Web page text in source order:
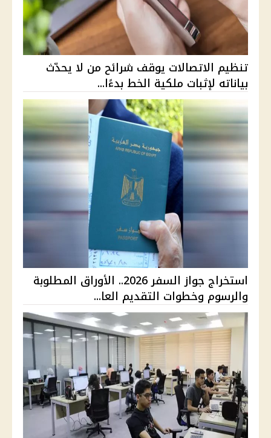
تنظيم الاتصالات يوقف شرائح من لا يحدّث
بياناته لإثبات ملكية الخط بدءًا...
استخراج جواز السفر 2026.. الأوراق المطلوبة
والرسوم وخطوات التقديم العا...